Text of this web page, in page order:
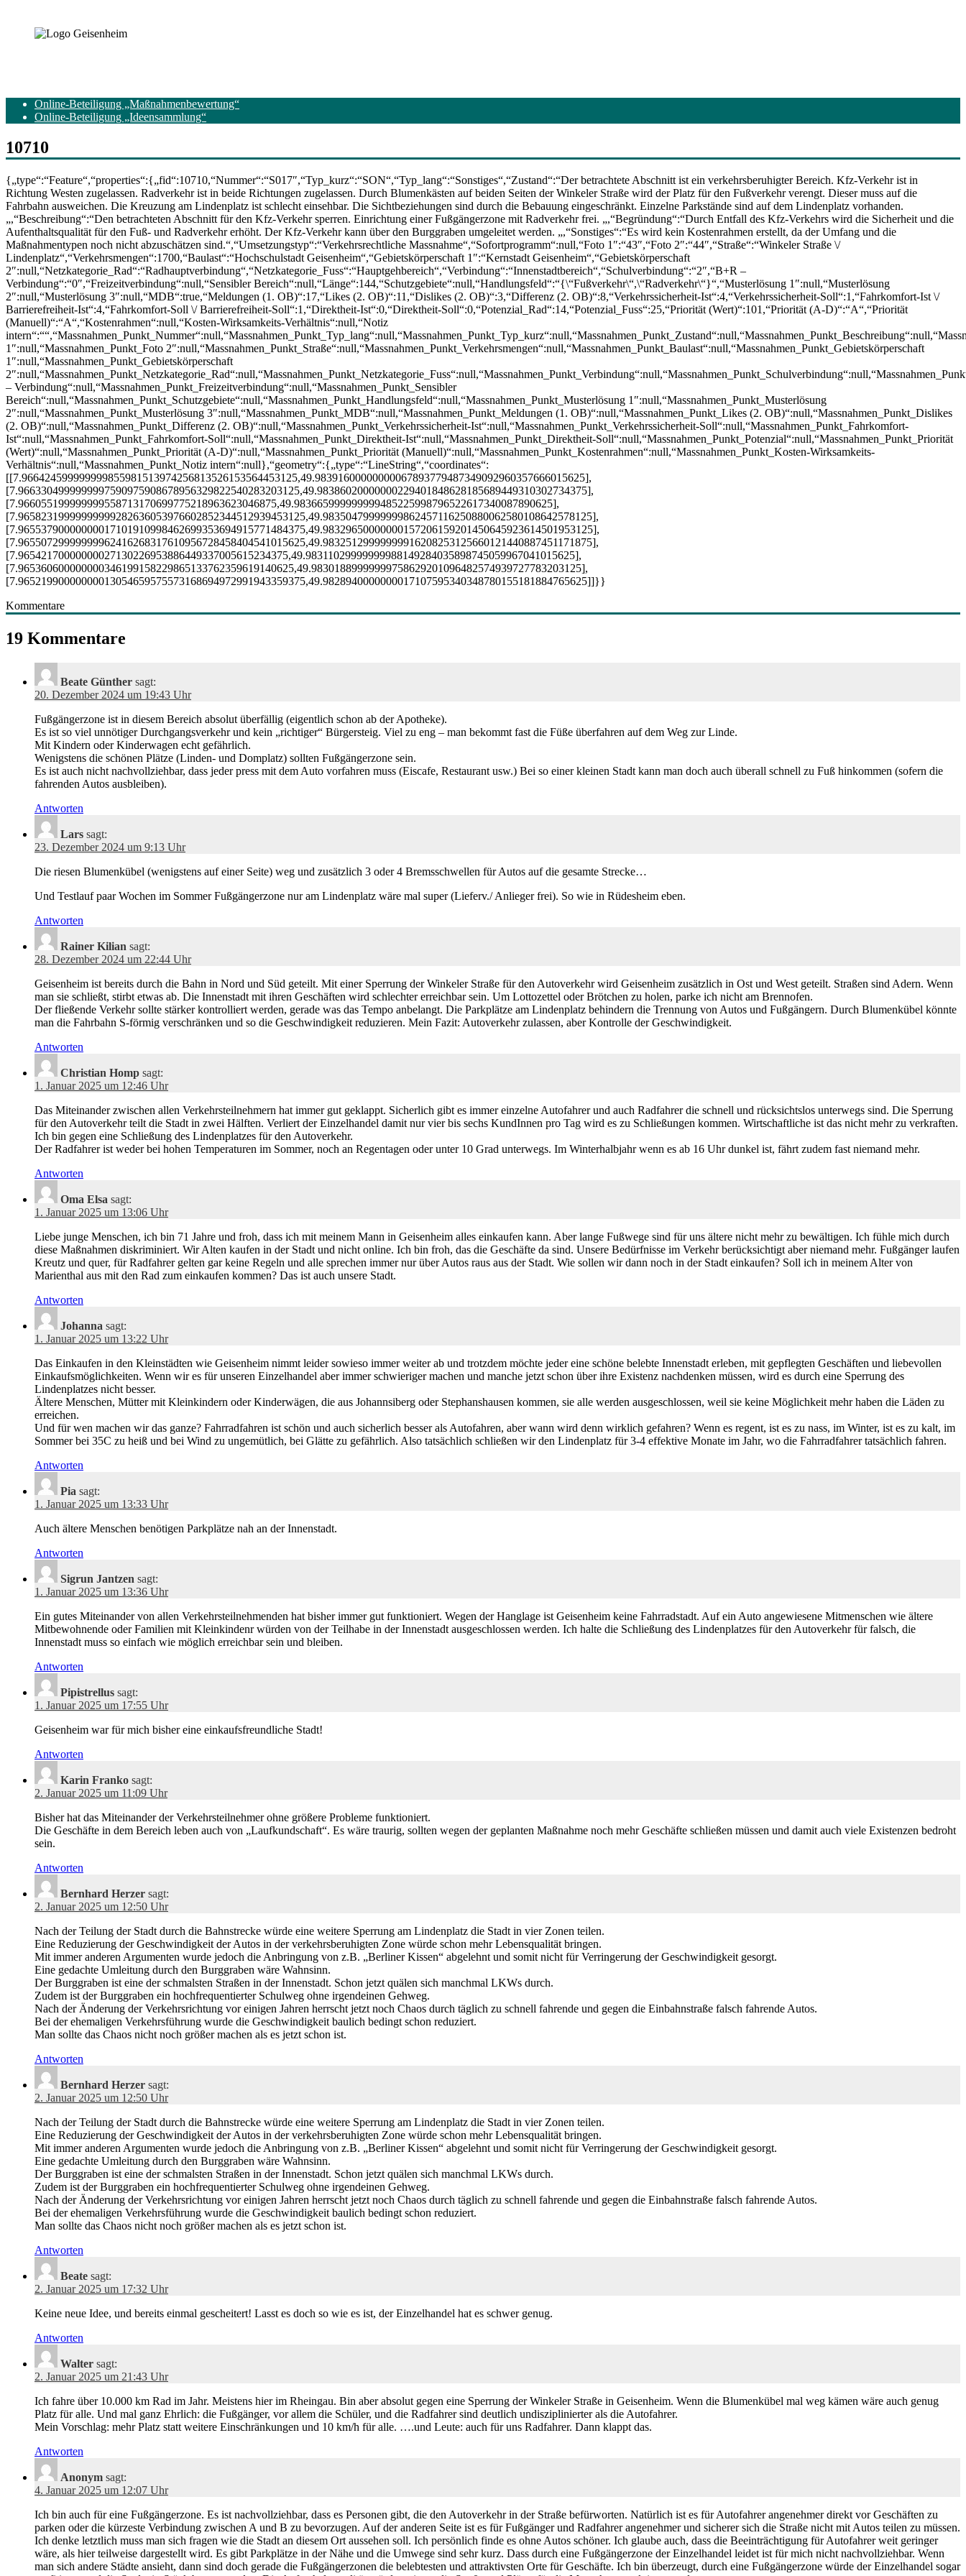
Online-Beteiligung „Maßnahmenbewertung“
Online-Beteiligung „Ideensammlung“
10710
{„type“:“Feature“,“properties“:{„fid“:10710,“Nummer“:“S017″,“Typ_kurz“:“SON“,“Typ_lang“:“Sonstiges“,“Zustand“:“Der betrachtete Abschnitt ist ein verkehrsberuhigter Bereich. Kfz-Verkehr ist in
Richtung Westen zugelassen. Radverkehr ist in beide Richtungen zugelassen. Durch Blumenkästen auf beiden Seiten der Winkeler Straße wird der Platz für den Fußverkehr verengt. Dieser muss auf die
Fahrbahn ausweichen. Die Kreuzung am Lindenplatz ist schlecht einsehbar. Die Sichtbeziehungen sind durch die Bebauung eingeschränkt. Einzelne Parkstände sind auf dem Lindenplatz vorhanden.
„,“Beschreibung“:“Den betrachteten Abschnitt für den Kfz-Verkehr sperren. Einrichtung einer Fußgängerzone mit Radverkehr frei. „,“Begründung“:“Durch Entfall des Kfz-Verkehrs wird die Sicherheit und die
Aufenthaltsqualität für den Fuß- und Radverkehr erhöht. Der Kfz-Verkehr kann über den Burggraben umgeleitet werden. „,“Sonstiges“:“Es wird kein Kostenrahmen erstellt, da der Umfang und die
Maßnahmentypen noch nicht abzuschätzen sind.“,“Umsetzungstyp“:“Verkehrsrechtliche Massnahme“,“Sofortprogramm“:null,“Foto 1″:“43″,“Foto 2″:“44″,“Straße“:“Winkeler Straße \/
Lindenplatz“,“Verkehrsmengen“:1700,“Baulast“:“Hochschulstadt Geisenheim“,“Gebietskörperschaft 1″:“Kernstadt Geisenheim“,“Gebietskörperschaft
2″:null,“Netzkategorie_Rad“:“Radhauptverbindung“,“Netzkategorie_Fuss“:“Hauptgehbereich“,“Verbindung“:“Innenstadtbereich“,“Schulverbindung“:“2″,“B+R –
Verbindung“:“0″,“Freizeitverbindung“:null,“Sensibler Bereich“:null,“Länge“:144,“Schutzgebiete“:null,“Handlungsfeld“:“{\“Fußverkehr\“,\“Radverkehr\“}“,“Musterlösung 1″:null,“Musterlösung
2″:null,“Musterlösung 3″:null,“MDB“:true,“Meldungen (1. OB)“:17,“Likes (2. OB)“:11,“Dislikes (2. OB)“:3,“Differenz (2. OB)“:8,“Verkehrssicherheit-Ist“:4,“Verkehrssicherheit-Soll“:1,“Fahrkomfort-Ist \/
Barrierefreiheit-Ist“:4,“Fahrkomfort-Soll \/ Barrierefreiheit-Soll“:1,“Direktheit-Ist“:0,“Direktheit-Soll“:0,“Potenzial_Rad“:14,“Potenzial_Fuss“:25,“Priorität (Wert)“:101,“Priorität (A-D)“:“A“,“Priorität
(Manuell)“:“A“,“Kostenrahmen“:null,“Kosten-Wirksamkeits-Verhältnis“:null,“Notiz
1″:null,“Massnahmen_Punkt_Foto 2″:null,“Massnahmen_Punkt_Straße“:null,“Massnahmen_Punkt_Verkehrsmengen“:null,“Massnahmen_Punkt_Baulast“:null,“Massnahmen_Punkt_Gebietskörperschaft
1″:null,“Massnahmen_Punkt_Gebietskörperschaft
– Verbindung“:null,“Massnahmen_Punkt_Freizeitverbindung“:null,“Massnahmen_Punkt_Sensibler
Bereich“:null,“Massnahmen_Punkt_Schutzgebiete“:null,“Massnahmen_Punkt_Handlungsfeld“:null,“Massnahmen_Punkt_Musterlösung 1″:null,“Massnahmen_Punkt_Musterlösung
2″:null,“Massnahmen_Punkt_Musterlösung 3″:null,“Massnahmen_Punkt_MDB“:null,“Massnahmen_Punkt_Meldungen (1. OB)“:null,“Massnahmen_Punkt_Likes (2. OB)“:null,“Massnahmen_Punkt_Dislikes
(2. OB)“:null,“Massnahmen_Punkt_Differenz (2. OB)“:null,“Massnahmen_Punkt_Verkehrssicherheit-Ist“:null,“Massnahmen_Punkt_Verkehrssicherheit-Soll“:null,“Massnahmen_Punkt_Fahrkomfort-
Ist“:null,“Massnahmen_Punkt_Fahrkomfort-Soll“:null,“Massnahmen_Punkt_Direktheit-Ist“:null,“Massnahmen_Punkt_Direktheit-Soll“:null,“Massnahmen_Punkt_Potenzial“:null,“Massnahmen_Punkt_Priorität
(Wert)“:null,“Massnahmen_Punkt_Priorität (A-D)“:null,“Massnahmen_Punkt_Priorität (Manuell)“:null,“Massnahmen_Punkt_Kostenrahmen“:null,“Massnahmen_Punkt_Kosten-Wirksamkeits-
Verhältnis“:null,“Massnahmen_Punkt_Notiz intern“:null},“geometry“:{„type“:“LineString“,“coordinates“:
[[7.966424599999999855981513974256813526153564453125,49.98391600000000067893779487349092960357666015625],
[7.9663304999999997590975908678956329822540283203125,49.98386020000000229401848628185689449310302734375],
[7.966055199999999558713170699775218963623046875,49.983665999999999485225998796522617340087890625],
[7.96582319999999999282636053976602852344512939453125,49.98350479999999862457116250880062580108642578125],
[7.96553790000000017101910998462699353694915771484375,49.98329650000000157206159201450645923614501953125],
[7.96550729999999962416268317610956728458404541015625,49.98325129999999916208253125660121440887451171875],
[7.96542170000000027130226953886449337005615234375,49.98311029999999988149284035898745059967041015625],
[7.965360600000000346199158229865133762359619140625,49.98301889999999758629201096482574939727783203125],
[7.96521990000000013054659575573168694972991943359375,49.9828940000000017107595340348780155181884765625]]}}
Kommentare
19 Kommentare
Beate Günther sagt:
20. Dezember 2024 um 19:43 Uhr
Fußgängerzone ist in diesem Bereich absolut überfällig (eigentlich schon ab der Apotheke).
Es ist so viel unnötiger Durchgangsverkehr und kein „richtiger“ Bürgersteig. Viel zu eng – man bekommt fast die Füße überfahren auf dem Weg zur Linde.
Mit Kindern oder Kinderwagen echt gefährlich.
Wenigstens die schönen Plätze (Linden- und Domplatz) sollten Fußgängerzone sein.
Es ist auch nicht nachvollziehbar, dass jeder press mit dem Auto vorfahren muss (Eiscafe, Restaurant usw.) Bei so einer kleinen Stadt kann man doch auch überall schnell zu Fuß hinkommen (sofern die
fahrenden Autos ausbleiben).
Antworten
Lars sagt:
23. Dezember 2024 um 9:13 Uhr
Die riesen Blumenkübel (wenigstens auf einer Seite) weg und zusätzlich 3 oder 4 Bremsschwellen für Autos auf die gesamte Strecke…
Und Testlauf paar Wochen im Sommer Fußgängerzone nur am Lindenplatz wäre mal super (Lieferv./ Anlieger frei). So wie in Rüdesheim eben.
Antworten
Rainer Kilian sagt:
28. Dezember 2024 um 22:44 Uhr
Geisenheim ist bereits durch die Bahn in Nord und Süd geteilt. Mit einer Sperrung der Winkeler Straße für den Autoverkehr wird Geisenheim zusätzlich in Ost und West geteilt. Straßen sind Adern. Wenn
man sie schließt, stirbt etwas ab. Die Innenstadt mit ihren Geschäften wird schlechter erreichbar sein. Um Lottozettel oder Brötchen zu holen, parke ich nicht am Brennofen.
Der fließende Verkehr sollte stärker kontrolliert werden, gerade was das Tempo anbelangt. Die Parkplätze am Lindenplatz behindern die Trennung von Autos und Fußgängern. Durch Blumenkübel könnte
man die Fahrbahn S-förmig verschränken und so die Geschwindigkeit reduzieren. Mein Fazit: Autoverkehr zulassen, aber Kontrolle der Geschwindigkeit.
Antworten
Christian Homp sagt:
1. Januar 2025 um 12:46 Uhr
Das Miteinander zwischen allen Verkehrsteilnehmern hat immer gut geklappt. Sicherlich gibt es immer einzelne Autofahrer und auch Radfahrer die schnell und rücksichtslos unterwegs sind. Die Sperrung
für den Autoverkehr teilt die Stadt in zwei Hälften. Verliert der Einzelhandel damit nur vier bis sechs KundInnen pro Tag wird es zu Schließungen kommen. Wirtschaftliche ist das nicht mehr zu verkraften.
Ich bin gegen eine Schließung des Lindenplatzes für den Autoverkehr.
Der Radfahrer ist weder bei hohen Temperaturen im Sommer, noch an Regentagen oder unter 10 Grad unterwegs. Im Winterhalbjahr wenn es ab 16 Uhr dunkel ist, fährt zudem fast niemand mehr.
Antworten
Oma Elsa sagt:
1. Januar 2025 um 13:06 Uhr
Liebe junge Menschen, ich bin 71 Jahre und froh, dass ich mit meinem Mann in Geisenheim alles einkaufen kann. Aber lange Fußwege sind für uns ältere nicht mehr zu bewältigen. Ich fühle mich durch
diese Maßnahmen diskriminiert. Wir Alten kaufen in der Stadt und nicht online. Ich bin froh, das die Geschäfte da sind. Unsere Bedürfnisse im Verkehr berücksichtigt aber niemand mehr. Fußgänger laufen
Kreutz und quer, für Radfahrer gelten gar keine Regeln und alle sprechen immer nur über Autos raus aus der Stadt. Wie sollen wir dann noch in der Stadt einkaufen? Soll ich in meinem Alter von
Marienthal aus mit den Rad zum einkaufen kommen? Das ist auch unsere Stadt.
Antworten
Johanna sagt:
1. Januar 2025 um 13:22 Uhr
Das Einkaufen in den Kleinstädten wie Geisenheim nimmt leider sowieso immer weiter ab und trotzdem möchte jeder eine schöne belebte Innenstadt erleben, mit gepflegten Geschäften und liebevollen
Einkaufsmöglichkeiten. Wenn wir es für unseren Einzelhandel aber immer schwieriger machen und manche jetzt schon über ihre Existenz nachdenken müssen, wird es durch eine Sperrung des
Lindenplatzes nicht besser.
Ältere Menschen, Mütter mit Kleinkindern oder Kinderwägen, die aus Johannsiberg oder Stephanshausen kommen, sie alle werden ausgeschlossen, weil sie keine Möglichkeit mehr haben die Läden zu
erreichen.
Und für wen machen wir das ganze? Fahrradfahren ist schön und auch sicherlich besser als Autofahren, aber wann wird denn wirklich gefahren? Wenn es regent, ist es zu nass, im Winter, ist es zu kalt, im
Sommer bei 35C zu heiß und bei Wind zu ungemütlich, bei Glätte zu gefährlich. Also tatsächlich schließen wir den Lindenplatz für 3-4 effektive Monate im Jahr, wo die Fahrradfahrer tatsächlich fahren.
Antworten
Pia sagt:
1. Januar 2025 um 13:33 Uhr
Auch ältere Menschen benötigen Parkplätze nah an der Innenstadt.
Antworten
Sigrun Jantzen sagt:
1. Januar 2025 um 13:36 Uhr
Ein gutes Miteinander von allen Verkehrsteilnehmenden hat bisher immer gut funktioniert. Wegen der Hanglage ist Geisenheim keine Fahrradstadt. Auf ein Auto angewiesene Mitmenschen wie ältere
Mitbewohnende oder Familien mit Kleinkindenr würden von der Teilhabe in der Innenstadt ausgeschlossen werden. Ich halte die Schließung des Lindenplatzes für den Autoverkehr für falsch, die
Innenstadt muss so einfach wie möglich erreichbar sein und bleiben.
Antworten
Pipistrellus sagt:
1. Januar 2025 um 17:55 Uhr
Geisenheim war für mich bisher eine einkaufsfreundliche Stadt!
Antworten
Karin Franko sagt:
2. Januar 2025 um 11:09 Uhr
Bisher hat das Miteinander der Verkehrsteilnehmer ohne größere Probleme funktioniert.
Die Geschäfte in dem Bereich leben auch von „Laufkundschaft“. Es wäre traurig, sollten wegen der geplanten Maßnahme noch mehr Geschäfte schließen müssen und damit auch viele Existenzen bedroht
sein.
Antworten
Bernhard Herzer sagt:
2. Januar 2025 um 12:50 Uhr
Nach der Teilung der Stadt durch die Bahnstrecke würde eine weitere Sperrung am Lindenplatz die Stadt in vier Zonen teilen.
Eine Reduzierung der Geschwindigkeit der Autos in der verkehrsberuhigten Zone würde schon mehr Lebensqualität bringen.
Mit immer anderen Argumenten wurde jedoch die Anbringung von z.B. „Berliner Kissen“ abgelehnt und somit nicht für Verringerung der Geschwindigkeit gesorgt.
Eine gedachte Umleitung durch den Burggraben wäre Wahnsinn.
Der Burggraben ist eine der schmalsten Straßen in der Innenstadt. Schon jetzt quälen sich manchmal LKWs durch.
Zudem ist der Burggraben ein hochfrequentierter Schulweg ohne irgendeinen Gehweg.
Nach der Änderung der Verkehrsrichtung vor einigen Jahren herrscht jetzt noch Chaos durch täglich zu schnell fahrende und gegen die Einbahnstraße falsch fahrende Autos.
Bei der ehemaligen Verkehrsführung wurde die Geschwindigkeit baulich bedingt schon reduziert.
Man sollte das Chaos nicht noch größer machen als es jetzt schon ist.
Antworten
Bernhard Herzer sagt:
2. Januar 2025 um 12:50 Uhr
Nach der Teilung der Stadt durch die Bahnstrecke würde eine weitere Sperrung am Lindenplatz die Stadt in vier Zonen teilen.
Eine Reduzierung der Geschwindigkeit der Autos in der verkehrsberuhigten Zone würde schon mehr Lebensqualität bringen.
Mit immer anderen Argumenten wurde jedoch die Anbringung von z.B. „Berliner Kissen“ abgelehnt und somit nicht für Verringerung der Geschwindigkeit gesorgt.
Eine gedachte Umleitung durch den Burggraben wäre Wahnsinn.
Der Burggraben ist eine der schmalsten Straßen in der Innenstadt. Schon jetzt quälen sich manchmal LKWs durch.
Zudem ist der Burggraben ein hochfrequentierter Schulweg ohne irgendeinen Gehweg.
Nach der Änderung der Verkehrsrichtung vor einigen Jahren herrscht jetzt noch Chaos durch täglich zu schnell fahrende und gegen die Einbahnstraße falsch fahrende Autos.
Bei der ehemaligen Verkehrsführung wurde die Geschwindigkeit baulich bedingt schon reduziert.
Man sollte das Chaos nicht noch größer machen als es jetzt schon ist.
Antworten
Beate sagt:
2. Januar 2025 um 17:32 Uhr
Keine neue Idee, und bereits einmal gescheitert! Lasst es doch so wie es ist, der Einzelhandel hat es schwer genug.
Antworten
Walter sagt:
2. Januar 2025 um 21:43 Uhr
Ich fahre über 10.000 km Rad im Jahr. Meistens hier im Rheingau. Bin aber absolut gegen eine Sperrung der Winkeler Straße in Geisenheim. Wenn die Blumenkübel mal weg kämen wäre auch genug
Platz für alle. Und mal ganz Ehrlich: die Fußgänger, vor allem die Schüler, und die Radfahrer sind deutlich undisziplinierter als die Autofahrer.
Mein Vorschlag: mehr Platz statt weitere Einschränkungen und 10 km/h für alle. ….und Leute: auch für uns Radfahrer. Dann klappt das.
Antworten
Anonym sagt:
4. Januar 2025 um 12:07 Uhr
Ich bin auch für eine Fußgängerzone. Es ist nachvollziehbar, dass es Personen gibt, die den Autoverkehr in der Straße befürworten. Natürlich ist es für Autofahrer angenehmer direkt vor Geschäften zu
parken oder die kürzeste Verbindung zwischen A und B zu bevorzugen. Auf der anderen Seite ist es für Fußgänger und Radfahrer angenehmer und sicherer sich die Straße nicht mit Autos teilen zu müssen.
Ich denke letztlich muss man sich fragen wie die Stadt an diesem Ort aussehen soll. Ich persönlich finde es ohne Autos schöner. Ich glaube auch, dass die Beeinträchtigung für Autofahrer weit geringer
wäre, als hier teilweise dargestellt wird. Es gibt Parkplätze in der Nähe und die Umwege sind sehr kurz. Dass durch eine Fußgängerzone der Einzelhandel leidet ist für mich nicht nachvollziehbar. Wenn
man sich andere Städte ansieht, dann sind doch gerade die Fußgängerzonen die belebtesten und attraktivsten Orte für Geschäfte. Ich bin überzeugt, durch eine Fußgängerzone würde der Einzelhandel sogar